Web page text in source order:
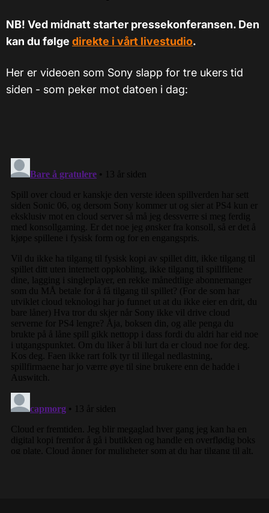
NB! Ved midnatt starter pressekonferansen. Den
kan du følge direkte i vårt livestudio.
Her er videoen som Sony slapp for tre ukers tid
siden - som peker mot datoen i dag: